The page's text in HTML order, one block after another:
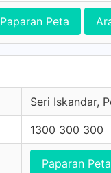
Paparan Peta
Seri Iskandar,
1300 300 300
Paparan Peta